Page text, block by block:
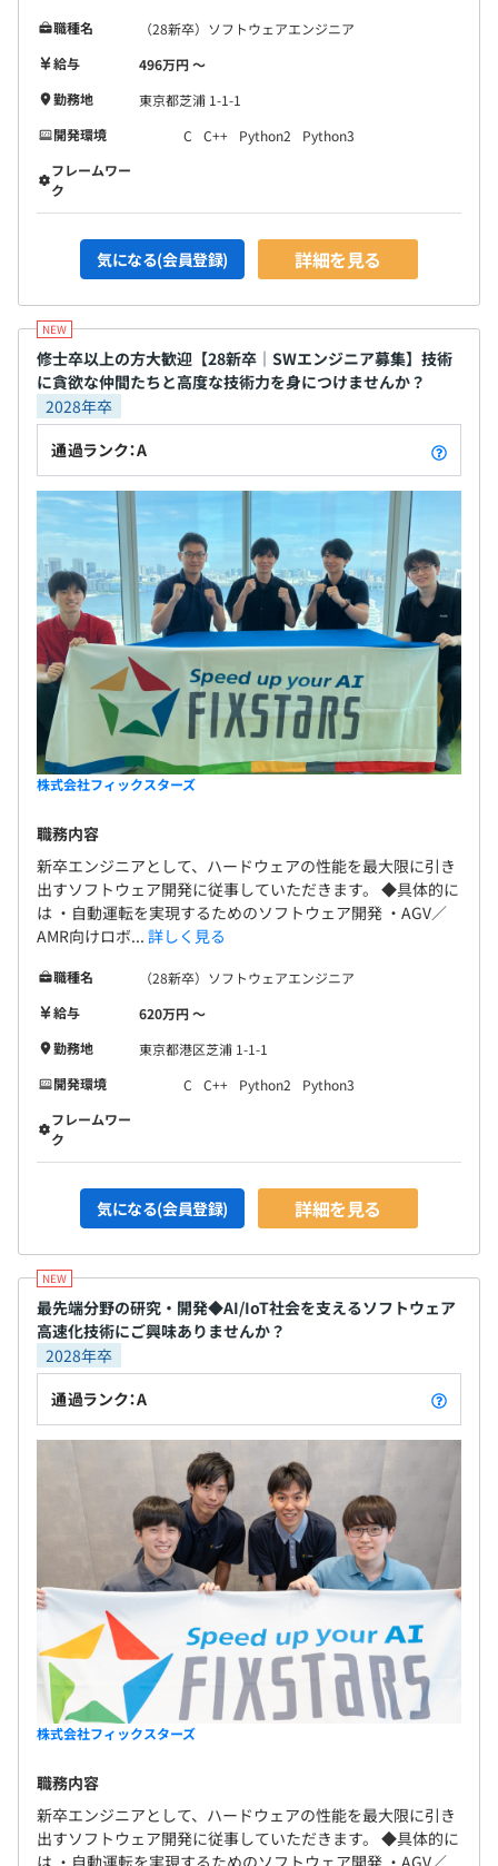
職種名
（28新卒）ソフトウェアエンジニア
給与
496万円 〜
勤務地
東京都芝浦 1-1-1
開発環境
C C++ Python2
Python3
フレームワー
ク
気になる(会員登録) 詳細を見る
修士卒以上の方大歓迎【28新卒｜SWエンジニア募集】技術
に貪欲な仲間たちと高度な技術力を身につけませんか？
2028年卒
通過ランク：A
株式会社フィックスターズ
職務内容
新卒エンジニアとして、ハードウェアの性能を最大限に引き
出すソフトウェア開発に従事していただきます。 ◆具体的に
は ・自動運転を実現するためのソフトウェア開発 ・AGV／
AMR向けロボ... 詳しく見る
職種名
（28新卒）ソフトウェアエンジニア
給与
620万円 〜
勤務地
東京都港区芝浦 1-1-1
開発環境
C C++ Python2
Python3
フレームワー
ク
気になる(会員登録) 詳細を見る
最先端分野の研究・開発◆AI/IoT社会を支えるソフトウェア
高速化技術にご興味ありませんか？
2028年卒
通過ランク：A
株式会社フィックスターズ
職務内容
新卒エンジニアとして、ハードウェアの性能を最大限に引き
出すソフトウェア開発に従事していただきます。 ◆具体的に
は ・自動運転を実現するためのソフトウェア開発 ・AGV／